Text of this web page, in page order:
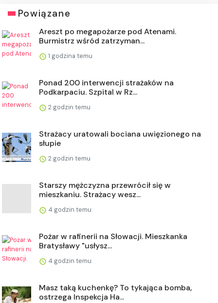
Powiązane
Areszt po megapożarze pod Atenami.
Burmistrz wśród zatrzyman...
1 godzina temu
Ponad 200 interwencji strażaków na
Podkarpaciu. Szpital w Rz...
2 godzin temu
Strażacy uratowali bociana uwięzionego na
słupie
2 godzin temu
Starszy mężczyzna przewrócił się w
mieszkaniu. Strażacy wesz...
4 godzin temu
Pożar w rafinerii na Słowacji. Mieszkanka
Bratysławy "usłysz...
4 godzin temu
Masz taką kuchenkę? To tykająca bomba,
ostrzega Inspekcja Ha...